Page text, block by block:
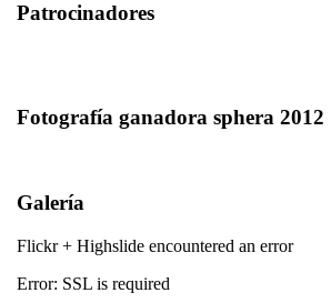
Patrocinadores
Fotografía ganadora sphera 2012
Galería
Flickr + Highslide encountered an error
Error: SSL is required